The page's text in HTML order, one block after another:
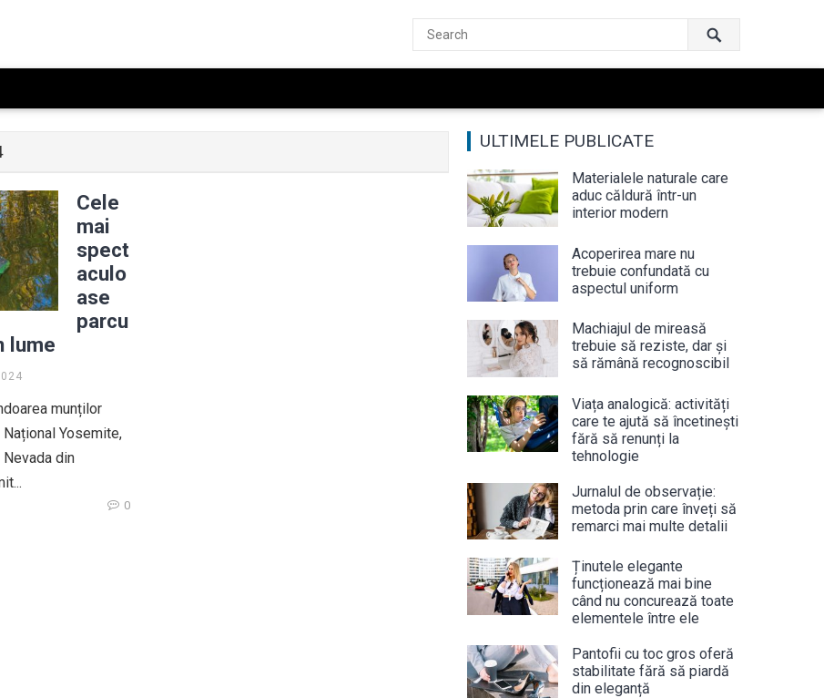
Cele
mai
spect
aculo
ase
parcu
lume
munților
Yosemite,
din
0
ULTIMELE PUBLICATE
Materialele naturale care
aduc căldură într-un
interior modern
Acoperirea mare nu
trebuie confundată cu
aspectul uniform
Machiajul de mireasă
trebuie să reziste, dar și
să rămână recognoscibil
Viața analogică: activități
care te ajută să încetinești
fără să renunți la
tehnologie
Jurnalul de observație:
metoda prin care înveți să
remarci mai multe detalii
Ținutele elegante
funcționează mai bine
când nu concurează toate
elementele între ele
Pantofii cu toc gros oferă
stabilitate fără să piardă
din eleganță